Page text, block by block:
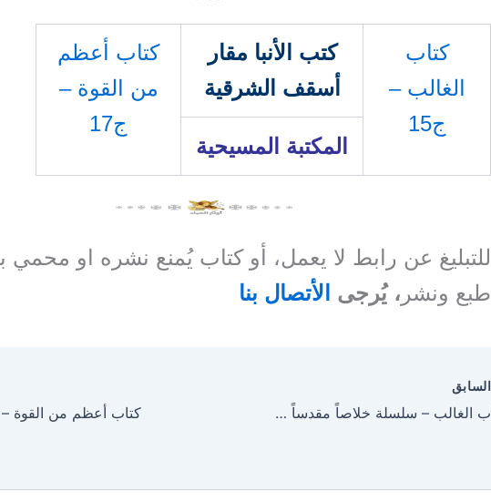
كتاب
الغالب –
ج15
كتب الأنبا مقار
أسقف الشرقية
كتاب أعظم
من القوة –
ج17
المكتبة المسيحية
للتبليغ عن رابط لا يعمل، أو كتاب يُمنع نشره او
طبع ونشر ، يُرجى الأتصال بنا
السابق
كتاب الغالب – سلسلة خلاصاً مقدساً ج15 للأنبا مقار أسقف الشرقية